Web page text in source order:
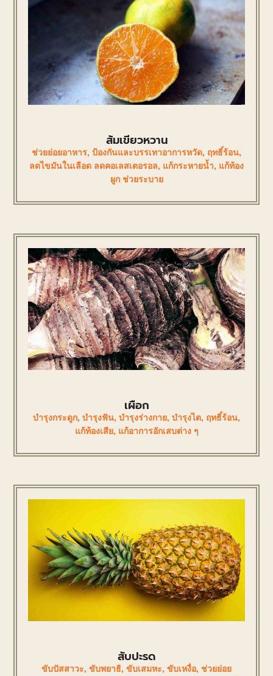
ส้มเขียวหวาน
ช่วยย่อยอาหาร, ป้องกันและบรรเทาอาการหวัด, ฤทธิ์ร้อน,
ลดไขมันในเลือด ลดคอเลสเตอรอล, แก้กระหายน้ำ, แก้ท้อง
ผูก ช่วยระบาย
เผือก
บำรุงกระดูก, บำรุงฟัน, บำรุงร่างกาย, บำรุงไต, ฤทธิ์ร้อน,
แก้ท้องเสีย, แก้อาการอักเสบต่าง ๆ
สับปะรด
ขับปัสสาวะ, ขับพยาธิ, ขับเสมหะ, ขับเหงื่อ, ช่วยย่อย